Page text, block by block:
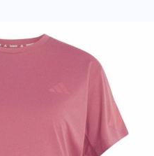
T-Shirt